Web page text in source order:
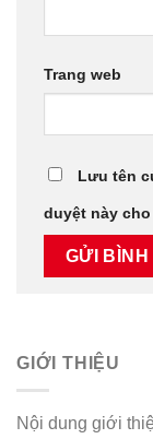
Trang web
Lưu tên
duyệt này
GIỚI THIỆU
Nội dung giới